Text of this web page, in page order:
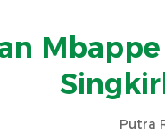
Putra